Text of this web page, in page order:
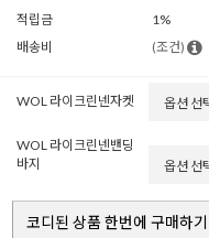
적립금
1%
배송비
(조건)
WOL 라이크린넨자켓
WOL 라이크린넨밴딩
바지
코디된 상품 한번에 구매하기